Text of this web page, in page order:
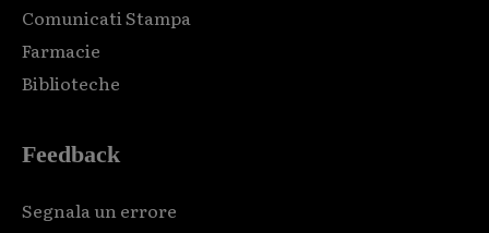
Comunicati Stampa
Farmacie
Biblioteche
Feedback
Segnala un errore